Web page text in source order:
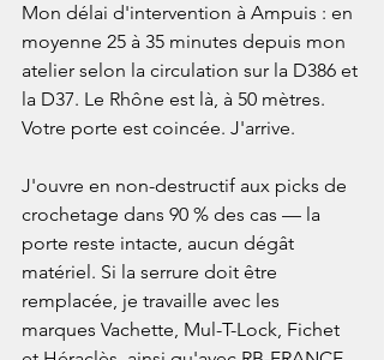
Mon délai d'intervention à Ampuis : en
moyenne 25 à 35 minutes depuis mon
atelier selon la circulation sur la D386 et
la D37. Le Rhône est là, à 50 mètres.
Votre porte est coincée. J'arrive.
J'ouvre en non-destructif aux picks de
crochetage dans 90 % des cas — la
porte reste intacte, aucun dégât
matériel. Si la serrure doit être
remplacée, je travaille avec les
marques Vachette, Mul-T-Lock, Fichet